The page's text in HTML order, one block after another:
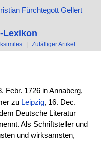
Fürchtegott Gellert
Lexikon
| Zufälliger Artikel
Febr. 1726 in Annaberg,
zu Leipzig, 16. Dec.
Deutsche Literatur
Als Schriftsteller und
und wirksamsten,